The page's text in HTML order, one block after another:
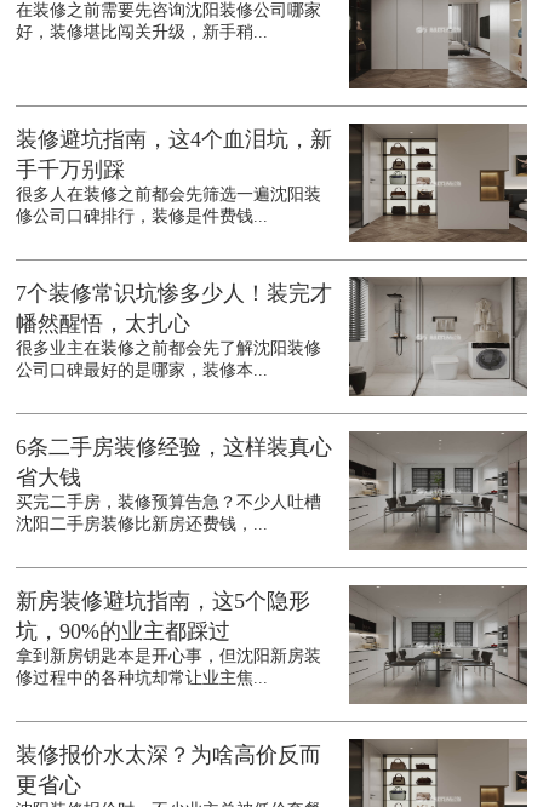
在装修之前需要先咨询沈阳装修公司哪家
好，装修堪比闯关升级，新手稍...
装修避坑指南，这4个血泪坑，新
手千万别踩
很多人在装修之前都会先筛选一遍沈阳装
修公司口碑排行，装修是件费钱...
7个装修常识坑惨多少人！装完才
幡然醒悟，太扎心
很多业主在装修之前都会先了解沈阳装修
公司口碑最好的是哪家，装修本...
6条二手房装修经验，这样装真心
省大钱
买完二手房，装修预算告急？不少人吐槽
沈阳二手房装修比新房还费钱，...
新房装修避坑指南，这5个隐形
坑，90%的业主都踩过
拿到新房钥匙本是开心事，但沈阳新房装
修过程中的各种坑却常让业主焦...
装修报价水太深？为啥高价反而
更省心